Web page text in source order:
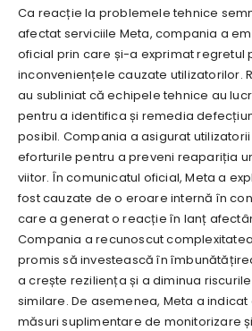
Ca reacție la problemele tehnice
afectat serviciile Meta, compania a
oficial prin care și-a exprimat regretul
inconveniențele cauzate utilizatorilor.
au subliniat că echipele tehnice au
pentru a identifica și remedia
posibil. Compania a asigurat
eforturile pentru a preveni reapariția
viitor. În comunicatul oficial, Meta a
fost cauzate de o eroare internă în
care a generat o reacție în lanț
Compania a recunoscut
promis să investească în
a crește reziliența și a diminua
similare. De asemenea, Meta a
măsuri suplimentare de monitorizare